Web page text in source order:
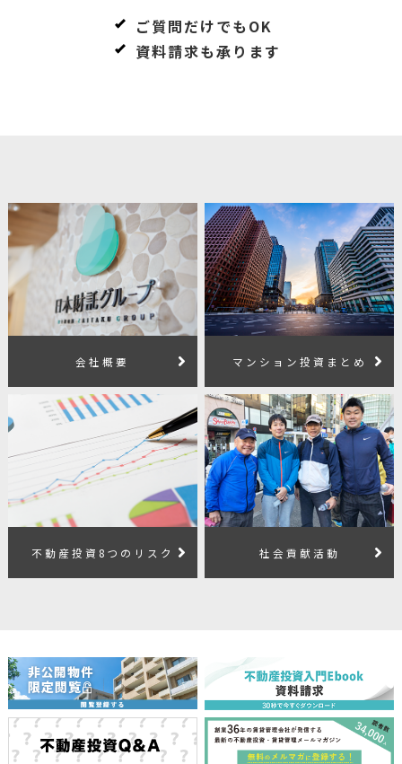
ご質問だけでもOK
資料請求も承ります
会社概要 マンション投資まとめ
不動産投資8つのリスク 社会貢献活動